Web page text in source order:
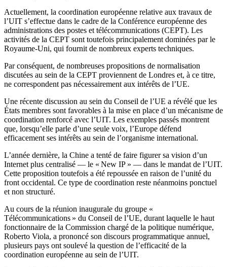
Actuellement, la coordination européenne relative aux travaux de
l’UIT s’effectue dans le cadre de la Conférence européenne des
administrations des postes et télécommunications (CEPT). Les
activités de la CEPT sont toutefois principalement dominées par le
Royaume-Uni, qui fournit de nombreux experts techniques.
Par conséquent, de nombreuses propositions de normalisation
discutées au sein de la CEPT proviennent de Londres et, à ce titre,
ne correspondent pas nécessairement aux intérêts de l’UE.
Une récente discussion au sein du Conseil de l’UE a révélé que les
États membres sont favorables à la mise en place d’un mécanisme de
coordination renforcé avec l’UIT. Les exemples passés montrent
que, lorsqu’elle parle d’une seule voix, l’Europe défend
efficacement ses intérêts au sein de l’organisme international.
L’année dernière, la Chine a tenté de faire figurer sa vision d’un
Internet plus centralisé — le « New IP » — dans le mandat de l’UIT.
Cette proposition toutefois a été repoussée en raison de l’unité du
front occidental. Ce type de coordination reste néanmoins ponctuel
et non structuré.
Au cours de la réunion inaugurale du groupe «
Télécommunications » du Conseil de l’UE, durant laquelle le haut
fonctionnaire de la Commission chargé de la politique numérique,
Roberto Viola, a prononcé son discours programmatique annuel,
plusieurs pays ont soulevé la question de l’efficacité de la
coordination européenne au sein de l’UIT.